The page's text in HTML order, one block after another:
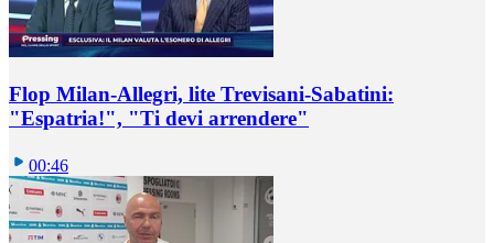
Flop Milan-Allegri, lite Trevisani-Sabatini:
"Espatria!", "Ti devi arrendere"
00:46